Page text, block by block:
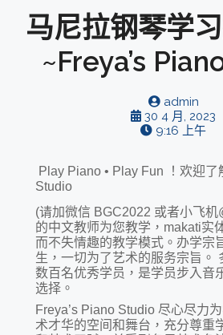
马尼拉钢琴学
~Freya’s
admin
30 4 月, 2023
9:16 上午
Play Piano • Play Fun ！欢迎了
Studio
(请加微信 BGC2022 或者小飞
的中文教师为您教学，makati实
而不失情趣的教学模式。办学宗
生，一切为了艺术的服务宗旨。
数百名优秀学员，是学员步入音
选择。
Freya’s Piano Studio 尽心尽力
术才华的空间和舞台，充分尊重